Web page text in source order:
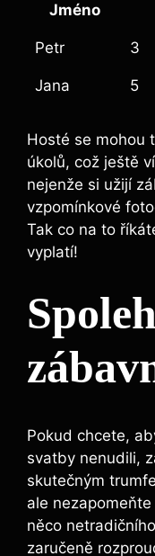
Jméno
Petr 3
Jana 5
Hosté se ‍mohou
úkolů, což ještě
nejenže⁣ si užijí
vzpomínkové
Tak co na to
vyplatí!
Pokud chcete,
svatby nenudili,
skutečným
ale
něco
zaručeně